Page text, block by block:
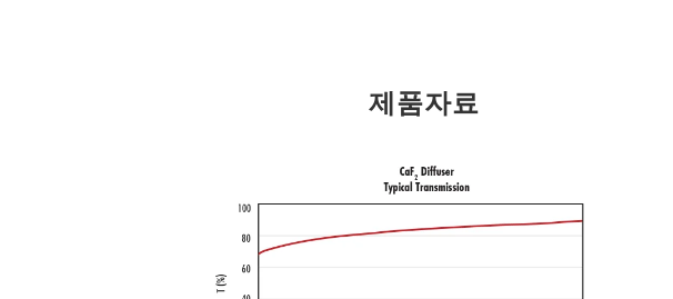
제품자료